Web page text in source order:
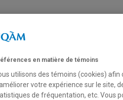
En Ukraine,
Par Alexis
Pour lire
en matière de témoins
utilisons des témoins (cookies)
votre expérience sur le site,
de fréquentation, etc. Vous